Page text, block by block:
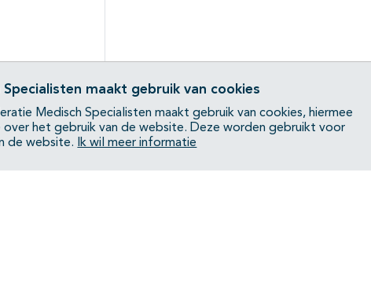
maakt gebruik van cookies
Medisch Specialisten maakt gebruik van cookies, hiermee
over het gebruik van de website. Deze worden gebruikt voor
de website.
Ik wil meer informatie